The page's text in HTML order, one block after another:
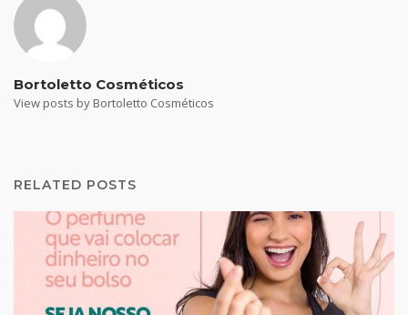
Bortoletto Cosméticos
View posts by Bortoletto Cosméticos
RELATED POSTS